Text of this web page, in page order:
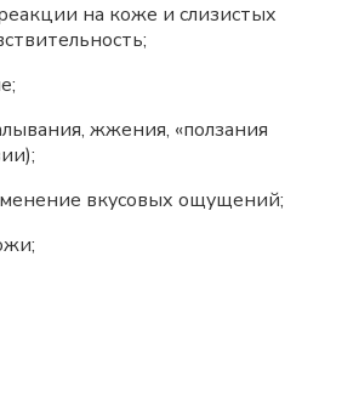
на коже и слизистых
жжения, «ползания
вкусовых ощущений;